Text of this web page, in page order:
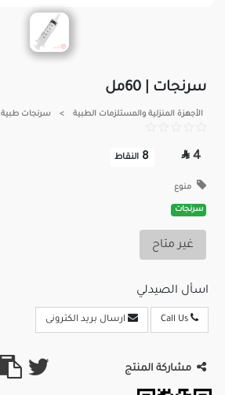
سرنجات | 60مل
الأجهزة المنزلية والمستلزمات الطبية > سرنجات طبية
4

8 النقاط
منوع
سرنجات
غير متاح
اسأل الصيدلي
ارسال بريد الكترونى
مشاركة المنتج